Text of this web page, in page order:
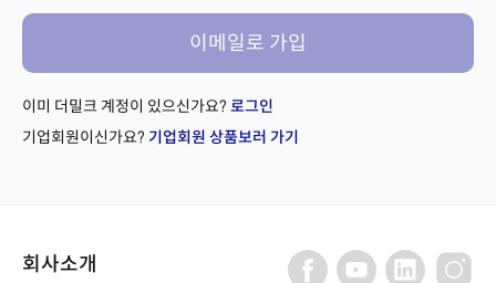
이메일로 가입
이미 더밀크 계정이 있으신가요? 로그인
기업회원이신가요? 기업회원 상품보러 가기
회사소개